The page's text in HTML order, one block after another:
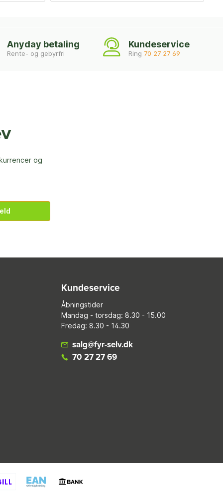
Anyday betaling
Rente- og gebyrfri
Kundeservice
Ring 70 27 27 69
og
Kundeservice
Åbningstider
Mandag - torsdag: 8.30 - 15.00
Fredag: 8.30 - 14.30
salg@fyr-selv.dk
70 27 27 69